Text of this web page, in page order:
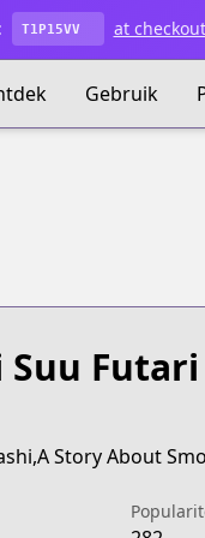
T1P15VV at checkout
Gebruik
Suu Futari